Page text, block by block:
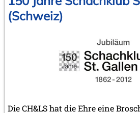
November 2024 (1 Eintrag)
Oktober 2024 (1 Eintrag)
Februar 2024 (2 Einträge)
Januar 2024 (1 Eintrag)
September 2023 (1 Eintrag)
April 2023 (1 Eintrag)
(Schweiz)
Die CH&LS hat die Ehre eine